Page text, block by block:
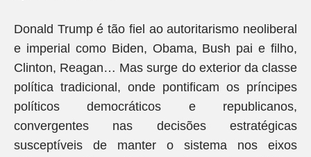
Donald Trump é tão fiel ao autoritarismo neoliberal
e imperial como Biden, Obama, Bush pai e filho,
Clinton, Reagan… Mas surge do exterior da classe
política tradicional, onde pontificam os príncipes
políticos democráticos e republicanos,
convergentes nas decisões estratégicas
susceptíveis de manter o sistema nos eixos